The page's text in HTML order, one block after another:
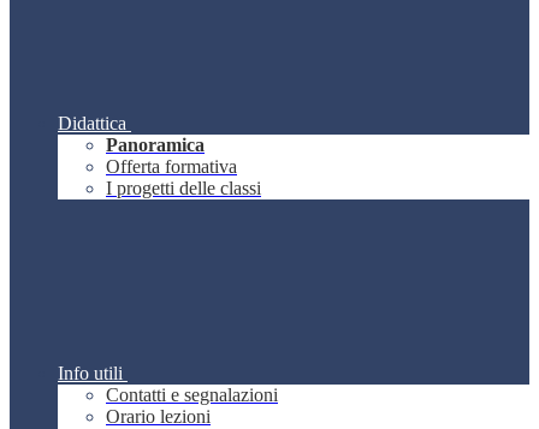
Didattica
Panoramica
Offerta formativa
I progetti delle classi
Info utili
Contatti e segnalazioni
Orario lezioni